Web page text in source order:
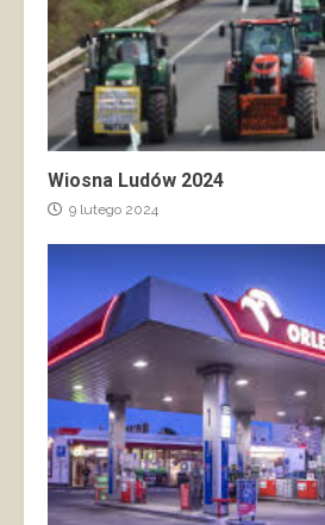
Wiosna Ludów 2024
9 lutego 2024